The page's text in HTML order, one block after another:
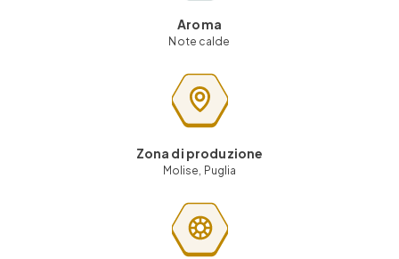
Aroma
Note calde
Zona di produzione
Molise, Puglia